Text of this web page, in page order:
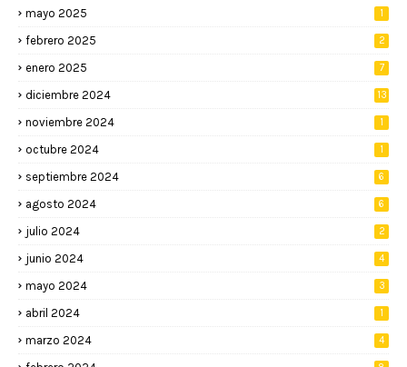
mayo 2025 1
febrero 2025 2
enero 2025 7
diciembre 2024 13
noviembre 2024 1
octubre 2024 1
septiembre 2024 6
agosto 2024 6
julio 2024 2
junio 2024 4
mayo 2024 3
abril 2024 1
marzo 2024 4